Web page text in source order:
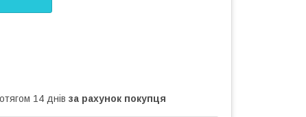
14 днів за рахунок покупця